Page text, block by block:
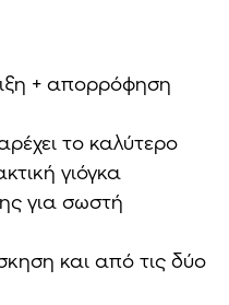
+ απορρόφηση
το καλύτερο
γιόγκα
για σωστή
και από τις δύο